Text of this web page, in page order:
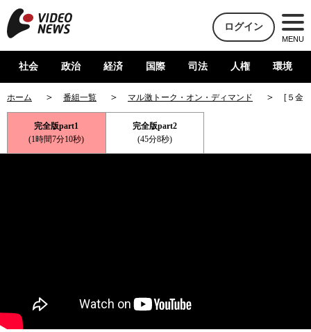
ログイン
MENU
社会 政治 経済 国際 司法 人権 環境
ホーム 番組一覧 マル激トーク・オン・ディマンド [５金
完全版part1
(1時間7分10秒)
完全版part2
(45分8秒)